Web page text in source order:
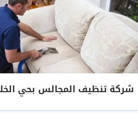
شركة تنظيف المجالس بحي